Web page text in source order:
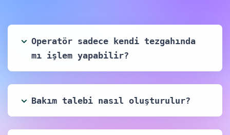
bilgisi ile birlikte kayıt
altına alınır.
Operatör sadece kendi tezgahında
mı işlem yapabilir?
Bakım talebi nasıl oluşturulur?